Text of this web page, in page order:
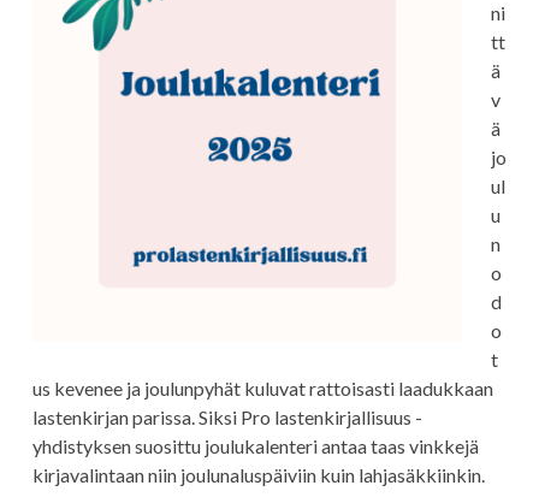
ni
tt
ä
v
ä
jo
ul
u
n
o
d
o
t
us kevenee ja joulunpyhät kuluvat rattoisasti laadukkaan
lastenkirjan parissa. Siksi Pro lastenkirjallisuus -
yhdistyksen suosittu joulukalenteri antaa taas vinkkejä
kirjavalintaan niin joulunaluspäiviin kuin lahjasäkkiinkin.